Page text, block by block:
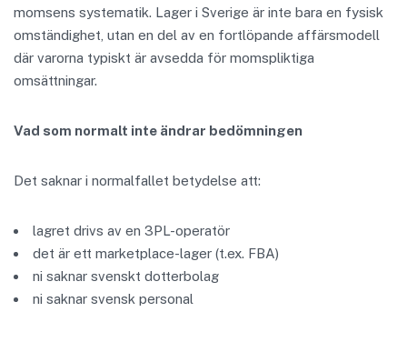
momsens systematik. Lager i Sverige är inte bara en fysisk
omständighet, utan en del av en fortlöpande affärsmodell
där varorna typiskt är avsedda för momspliktiga
omsättningar.
Vad som normalt inte ändrar bedömningen
Det saknar i normalfallet betydelse att:
lagret drivs av en 3PL-operatör
det är ett marketplace-lager (t.ex. FBA)
ni saknar svenskt dotterbolag
ni saknar svensk personal